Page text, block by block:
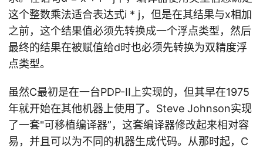
这个整数乘法适合表达式i * j，但是在其结果与x相加
之前，这个结果值必须先转换成一个浮点类型，然后
最终的结果在被赋值给d时也必须先转换为双精度浮
点类型。
虽然C最初是在一台PDP-II上实现的，但其早在1975
年就开始在其他机器上使用了。Steve Johnson实现
了一套"可移植编译器”，这套编译器修改起来相对容
易，并且可以为不同的机器生成代码。从那时起，C